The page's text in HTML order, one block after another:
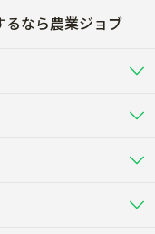
るなら農業ジョブ
・アルバイト・パート